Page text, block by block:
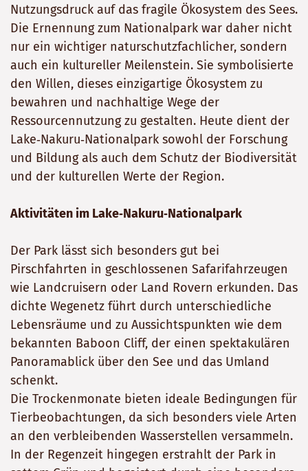
Nutzungsdruck auf das fragile Ökosystem des Sees.
Die Ernennung zum Nationalpark war daher nicht
nur ein wichtiger naturschutzfachlicher, sondern
auch ein kultureller Meilenstein. Sie symbolisierte
den Willen, dieses einzigartige Ökosystem zu
bewahren und nachhaltige Wege der
Ressourcennutzung zu gestalten. Heute dient der
Lake‑Nakuru‑Nationalpark sowohl der Forschung
und Bildung als auch dem Schutz der Biodiversität
und der kulturellen Werte der Region.
Aktivitäten im Lake‑Nakuru‑Nationalpark
Der Park lässt sich besonders gut bei
Pirschfahrten in geschlossenen Safarifahrzeugen
wie Landcruisern oder Land Rovern erkunden. Das
dichte Wegenetz führt durch unterschiedliche
Lebensräume und zu Aussichtspunkten wie dem
bekannten Baboon Cliff, der einen spektakulären
Panoramablick über den See und das Umland
schenkt.
Die Trockenmonate bieten ideale Bedingungen für
Tierbeobachtungen, da sich besonders viele Arten
an den verbleibenden Wasserstellen versammeln.
In der Regenzeit hingegen erstrahlt der Park in